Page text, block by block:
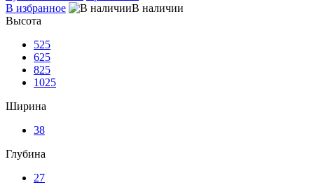
В избранное
В наличии
Высота
525
625
825
1025
Ширина
38
Глубина
27